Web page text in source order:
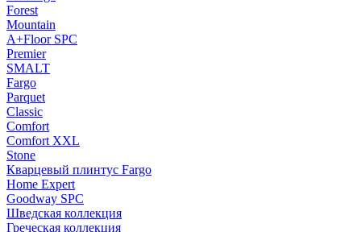
Forest
Mountain
A+Floor SPC
Premier
SMALT
Fargo
Parquet
Classic
Comfort
Comfort XXL
Stone
Кварцевый плинтус Fargo
Home Expert
Goodway SPC
Шведская коллекция
Греческая коллекция